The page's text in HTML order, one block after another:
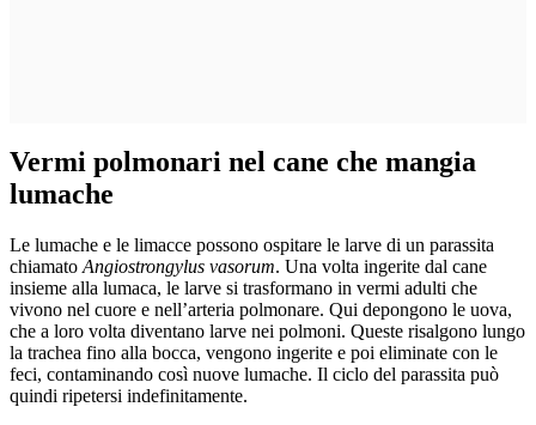
Vermi polmonari nel cane che mangia
lumache
Le lumache e le limacce possono ospitare le larve di un parassita
chiamato Angiostrongylus vasorum. Una volta ingerite dal cane
insieme alla lumaca, le larve si trasformano in vermi adulti che
vivono nel cuore e nell’arteria polmonare. Qui depongono le uova,
che a loro volta diventano larve nei polmoni. Queste risalgono lungo
la trachea fino alla bocca, vengono ingerite e poi eliminate con le
feci, contaminando così nuove lumache. Il ciclo del parassita può
quindi ripetersi indefinitamente.